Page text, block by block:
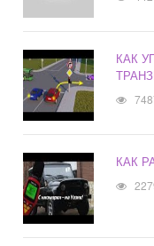
КАК
КАК